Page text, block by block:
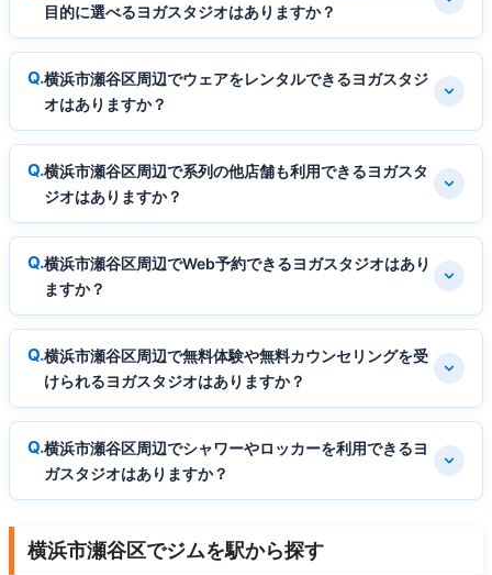
目的に選べるヨガスタジオはありますか？
横浜市瀬谷区周辺でウェアをレンタルできるヨガスタジ
オはありますか？
横浜市瀬谷区周辺で系列の他店舗も利用できるヨガスタ
ジオはありますか？
横浜市瀬谷区周辺でWeb予約できるヨガスタジオはあり
ますか？
横浜市瀬谷区周辺で無料体験や無料カウンセリングを受
けられるヨガスタジオはありますか？
横浜市瀬谷区周辺でシャワーやロッカーを利用できるヨ
ガスタジオはありますか？
横浜市瀬谷区でジムを駅から探す